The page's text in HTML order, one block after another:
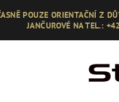
POUZE ORIENTAČNÍ Z
JANČUROVÉ NA TEL.: